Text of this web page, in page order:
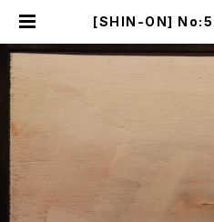
[SHIN-ON] No:5029 | Bisowa
C.